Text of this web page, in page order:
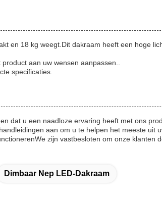
en 18 kg weegt.Dit dakraam heeft een hoge
aan uw wensen aanpassen..
specificaties.
dat u een naadloze ervaring heeft met ons
aan om u te helpen het meeste uit
zijn vastbesloten om onze klanten
Dimbaar Nep LED-Dakraam